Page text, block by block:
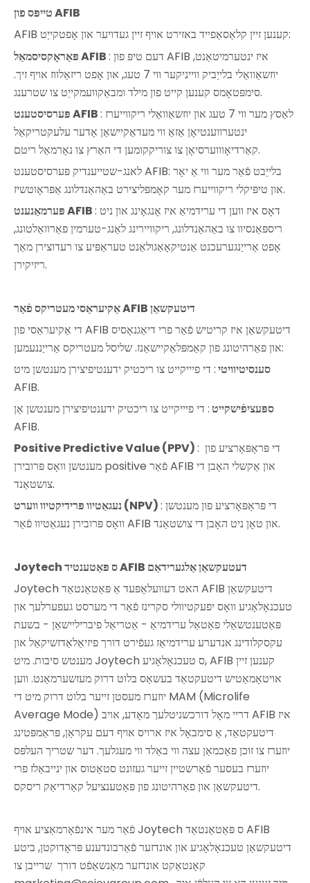
טייפּסAFIB
AFIB קענען זיין קלאַסאַפייד באזירט אויף זיין געדויער און אָפטקייַט:
פּאַראָקסיסמאַל AFIB: דעם טיפּ פון AFIB איז ינטערמיטאַנט,
יוזשאַוואַלי בלייַביק ווייניקער ווי 7 טעג, און אָפט ריזאַלווז אויף זיך.
סימפּטאָמס קענען קייט פון מילד ומבאַקוועמקייַט צו שטרענג.
פּערסיסטענט AFIB: לאַסץ מער ווי 7 טעג און יוזשאַוואַלי ריקווייערז
ינטערווענטיאָן אַזאַ ווי מעדאַקיישאַן אָדער עלעקטריקאַל
קאַרדיאָוווערסיאָן צו צוריקקומען די האַרץ צו נאָרמאַל ריטם.
לאנג-שטייענדיק פּערסיסטענט AFIB: בלייַבט פֿאַר מער ווי אַ יאָר
און טיפּיקלי ריקווייערז מער קאָמפּליצירט באַהאַנדלונג אַפּראָוטשיז.
פּערמאַנענט AFIB: דאָס איז ווען די ערידמיאַ איז אָנגאָינג און ניט
ריספּאַנסיוו צו באַהאַנדלונג, ריקוויירינג לאַנג-טערמין פאַרוואַלטונג,
אָפט אַרייַנגערעכנט אַנטיקאָאַגולאַנט טעראַפּיע צו רעדוצירן מאַך
ריזיקירן.
אַקיעראַסי מעטריקס פֿאַר AFIB דיטעקשאַן
די אַקיעראַסי פון AFIB דיטעקשאַן איז קריטיש פֿאַר פרי דיאַגנאָסיס
און פאַרהיטונג פון קאַמפּלאַקיישאַנז. שליסל מעטריקס אַרייַננעמען:
סענסיטיוויטי: די פיייקייט צו ריכטיק ידענטיפיצירן מענטשן מיט
AFIB.
ספּעציפֿישקייט: די פיייקייט צו ריכטיק ידענטיפיצירן מענטשן אָן
AFIB.
Positive Predictive Value (PPV): די פּראָפּאָרציע פון ​​
מענטשן וואָס פּרובירן positive פֿאַר AFIB און אַקשלי האָבן די
צושטאַנד.
נעגאַטיוו פּרידיקטיוו ווערט (NPV): די פּראָפּאָרציע פון ​​מענטשן
וואָס פּרובירן נעגאַטיוו פֿאַר AFIB און טאָן ניט האָבן די צושטאַנד.
Joytech ס פּאַטענטיד AFIB דעטעקשאַן אַלגערידאַם
Joytech האט דעוועלאָפּעד אַ פּאַטאַנטאַד AFIB דיטעקשאַן
טעכנאָלאָגיע וואָס יפעקטיוולי סקרינז פֿאַר די מערסט געפערלעך און
פּאַטענטשאַלי פאַטאַל ערידמיאַ - אַטריאַל פיבריליישאַן - בשעת
עקסקלודינג אנדערע ערידמיאַז געפֿירט דורך פיזיאַלאַדזשיקאַל און
מענטש סיבות. מיט Joytech ס טעכנאָלאָגיע, AFIB קענען זיין
אויטאָמאַטיש דיטעקטאַד בעשאַס בלוט דרוק מעזשערמאַנט. ווען
יוזערז מעסטן זייער בלוט דרוק מיט די MAM (Microlife
Average Mode) דריי מאָל דורכשניטלעך מאָדע, אויב AFIB איז
דיטעקטאַד, אַ סימבאָל איז ארויס אויף דעם עקראַן, פּראַמפּטינג
יוזערז צו זוכן פאַכמאַן עצה ווי באַלד ווי מעגלעך. דער שטריך העלפּס
יוזערז בעסער פֿאַרשטיין זייער געזונט סטאַטוס און ינייבאַלז פרי
דיטעקשאַן און פאַרהיטונג פון פּאָטענציעל קאַרדיאַק ריסקס.
פֿאַר מער אינפֿאָרמאַציע אויף Joytech ס פּאַטאַנטאַד AFIB
דיטעקשאַן טעכנאָלאָגיע און אונדזער פֿאַרבונדענע פּראָדוקטן, ביטע
קאָנטאַקט אונדזער מאַנשאַפֿט דורך שרייבן צו